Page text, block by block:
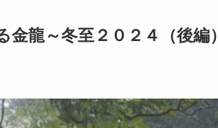
龍～冬至２０２４（後編）